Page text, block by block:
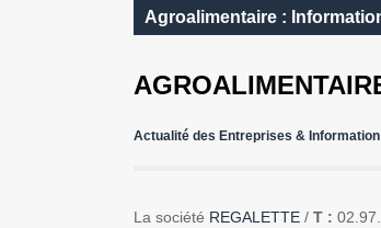
Agroalimentaire :
Actualité des Entreprises &
La société REGALETTE / T :